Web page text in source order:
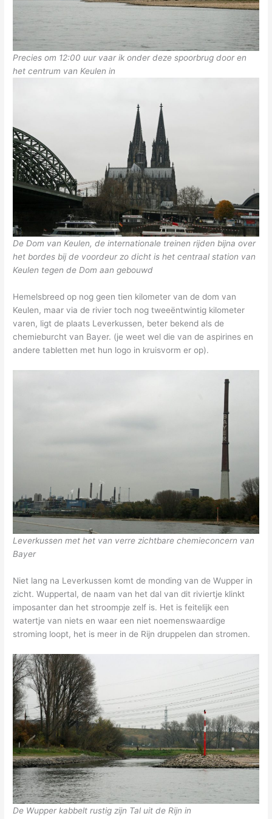
Precies om 12:00 uur vaar ik onder deze spoorbrug door en
het centrum van Keulen in
De Dom van Keulen, de internationale treinen rijden bijna over
het bordes bij de voordeur zo dicht is het centraal station van
Keulen tegen de Dom aan gebouwd
Hemelsbreed op nog geen tien kilometer van de dom van
Keulen, maar via de rivier toch nog tweeëntwintig kilometer
varen, ligt de plaats Leverkussen, beter bekend als de
chemieburcht van Bayer. (je weet wel die van de aspirines en
andere tabletten met hun logo in kruisvorm er op).
Leverkussen met het van verre zichtbare chemieconcern van
Bayer
Niet lang na Leverkussen komt de monding van de Wupper in
zicht. Wuppertal, de naam van het dal van dit riviertje klinkt
imposanter dan het stroompje zelf is. Het is feitelijk een
watertje van niets en waar een niet noemenswaardige
stroming loopt, het is meer in de Rijn druppelen dan stromen.
De Wupper kabbelt rustig zijn Tal uit de Rijn in